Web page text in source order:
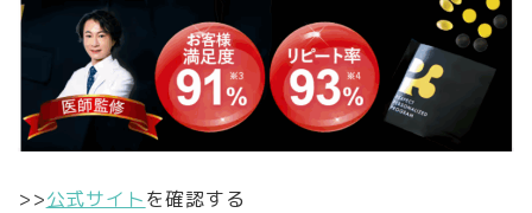
>>公式サイトを確認する